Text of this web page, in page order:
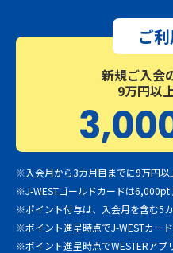
ご
新規ご入会
9万円以
※入会月から3カ月目までに9万円以
※J-WESTゴールドカードは6,000pt
※ポイント付与は、入会月を含む5
※ポイント進呈時点でJ-WESTカー
※ポイント進呈時点でWESTERアプ